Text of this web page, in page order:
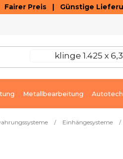
Preis | Günstige
Metallbearbeitung
/ Einhängesysteme /